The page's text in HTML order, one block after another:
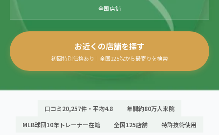
骨盤の傾き・歪み
眼精疲労
関東
新宿エリア（3院）
亀戸エリア（2院）
町田エリア（2院）
研究・論文
メディア・実績
お客様の声
とらわれないカラダを。
全国 店舗
お近くの店舗を探す
初回特別価格あり｜全国125院から最寄りを検索
口コミ20,257件・平均4.8
年間約80万人来院
MLB球団10年トレーナー在籍
全国125店舗 特許技術使用